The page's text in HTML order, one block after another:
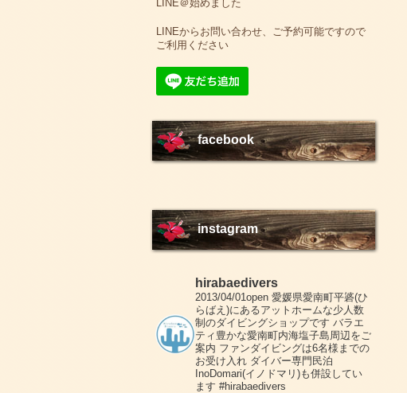
LINE＠始めました
LINEからお問い合わせ、ご予約可能ですので
ご利用ください
facebook
instagram
hirabaedivers
2013/04/01open愛媛県愛南町平碆(ひ
らばえ)にあるアットホームな少人数
制のダイビングショップです バラエ
ティ豊かな愛南町内海塩子島周辺をご
案内 ファンダイビングは6名様までの
お受け入れダイバー専門民泊
InoDomari(イノドマリ)も併設してい
ます #hirabaedivers